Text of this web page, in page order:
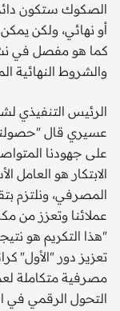
الصكوك ستكون
أو نهائي، ولكن
كما هو مفصل في
والشروط النهائية
الرئيس التنفيذي
عسيري قال "حصولنا
على جهودنا
الابتكار هو
المصرفي، ونلتزم
عملائنا وتعزز من
"هذا التكريم هو
تعزيز دور "الأول"
مصرفية متكاملة
التحول الرقمي في